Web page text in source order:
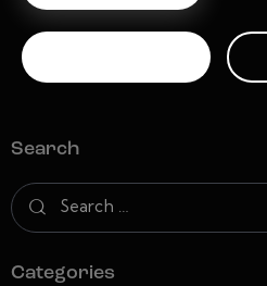
Search
Categories